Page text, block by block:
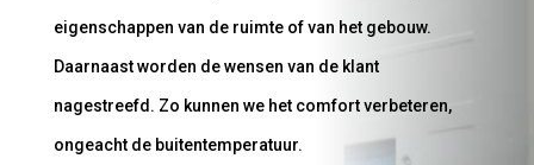
eigenschappen van de ruimte of van het gebouw.
Daarnaast worden de wensen van de klant
nagestreefd. Zo kunnen we het comfort verbeteren,
ongeacht de buitentemperatuur.